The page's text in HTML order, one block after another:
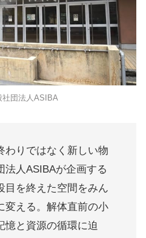
社団法人ASIBA
わりではなく新しい物
法人ASIBAが企画する
目を終えた空間をみん
変える。解体直前の小
憶と資源の循環に迫